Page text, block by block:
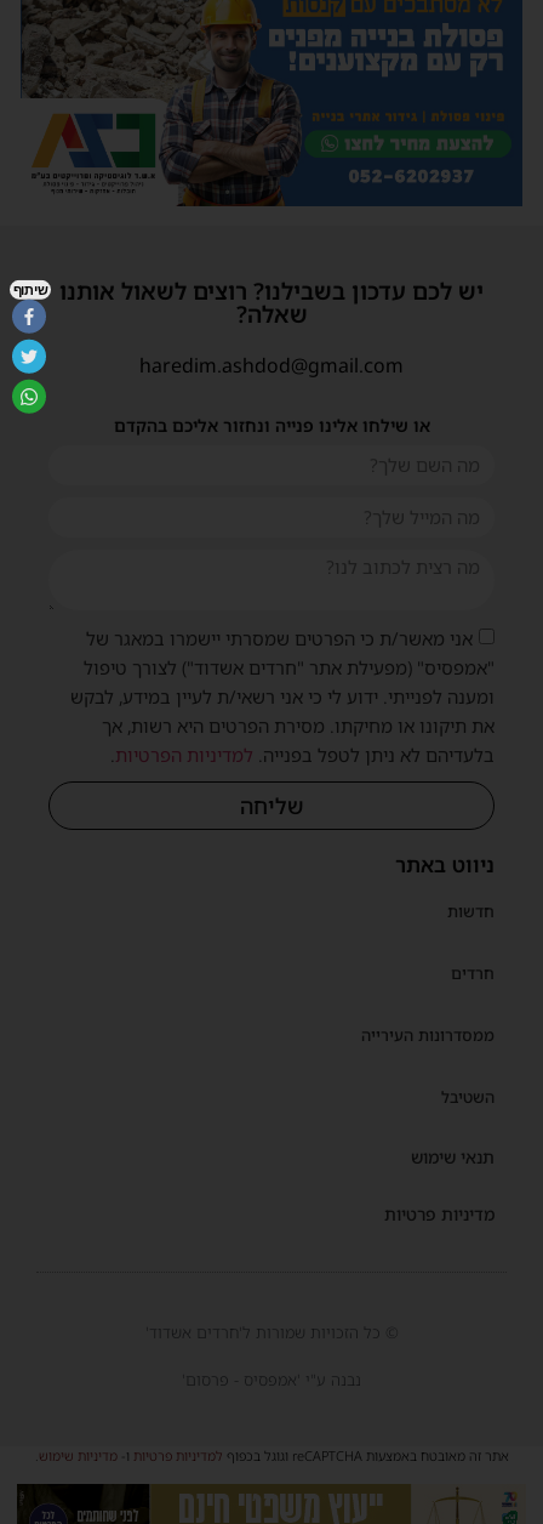
ניווט באתר
חדשות
חרדים
ממסדרונות העירייה
השטיבל
תנאי שימוש
מדיניות פרטיות
יש לכם עדכון בשבילנו? רוצים לשאול אותנו
שאלה?
haredim.ashdod@gmail.com
או שילחו אלינו פנייה ונחזור אליכם בהקדם
אני מאשר/ת כי הפרטים שמסרתי יישמרו במאגר של
"אמפסיס" (מפעילת אתר "חרדים אשדוד") לצורך טיפול
ומענה לפנייתי. ידוע לי כי אני רשאי/ת לעיין במידע, לבקש
את תיקונו או מחיקתו. מסירת הפרטים היא רשות, אך
בלעדיהם לא ניתן לטפל בפנייה. למדיניות הפרטיות.
שליחה
© כל הזכויות שמורות ל'חרדים אשדוד'
נבנה ע"י 'אמפסיס - פרסום'
אתר זה מאובטח באמצעות reCAPTCHA וגוגל בכפוף למדיניות פרטיות ו-מדיניות שימוש.
שיתוף